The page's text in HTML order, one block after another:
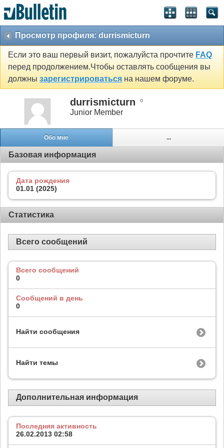
Просмотр профиля: durrismicturn
Если это ваш первый визит, пожалуйста прочтите FAQ
перед продолжением.Чтобы оставлять сообщения вы
должны зарегистрироваться на нашем форуме.
durrismicturn
Junior Member
Обо мне ...
Базовая информация
Дата рождения
01.01 (2025)
Статистика
Всего сообщений
Всего сообщений
0
Сообщений в день
0
Найти сообщения
Найти темы
Дополнительная информация
Последняя активность
26.02.2013 02:58